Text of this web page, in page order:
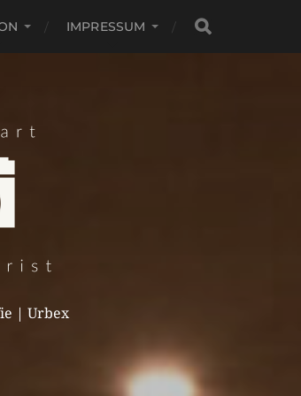
IMPRESSUM
| Urbex